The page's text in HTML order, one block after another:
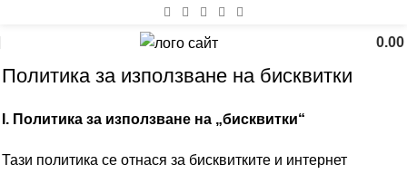
0.00
Политика за използване на бисквитки
I. Политика за използване на „бисквитки“
Тази политика се отнася за бисквитките и интернет